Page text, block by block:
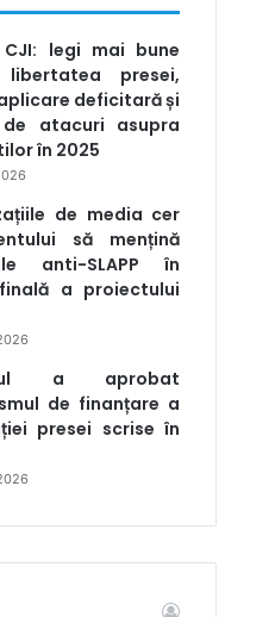
legi mai bune
libertatea presei,
deficitară și
atacuri asupra
în 2025
de media cer
să mențină
anti-SLAPP în
a proiectului
a aprobat
de finanțare a
presei scrise în